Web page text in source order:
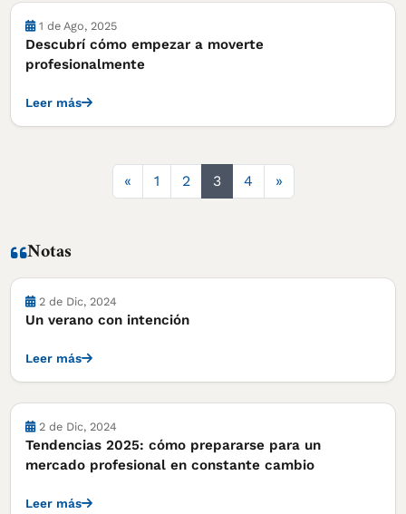
1 de Ago, 2025
Descubrí cómo empezar a moverte
profesionalmente
Leer más
«Anterior
1 2 3 4 »Siguiente
Notas
Notas
2 de Dic, 2024
Un verano con intención
Leer más
Notas
2 de Dic, 2024
Tendencias 2025: cómo prepararse para un
mercado profesional en constante cambio
Leer más